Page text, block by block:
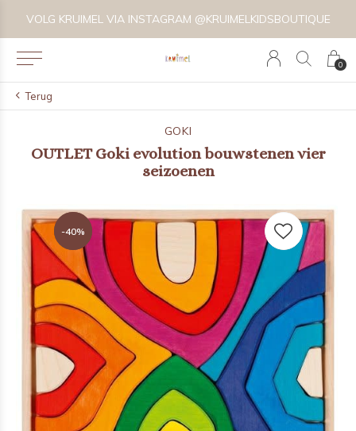
0
VOLG KRUIMEL VIA INSTAGRAM @KRUIMELKIDSBOUTIQUE
Terug
GOKI
OUTLET Goki evolution bouwstenen vier
seizoenen
-40%
-40%